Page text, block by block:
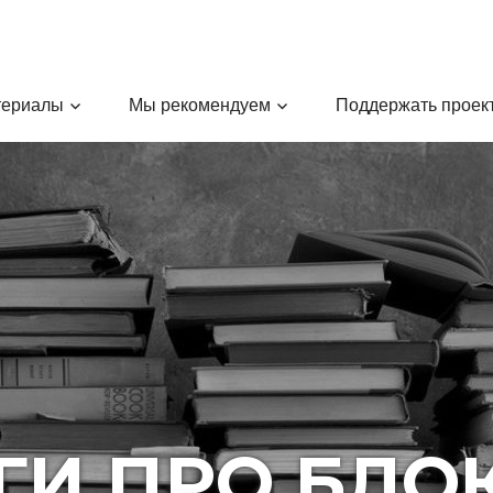
Мы рекомендуем Поддержать